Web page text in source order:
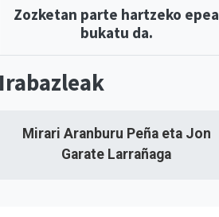
Zozketan parte hartzeko epea
bukatu da.
Irabazleak
Mirari Aranburu Peña eta Jon
Garate Larrañaga